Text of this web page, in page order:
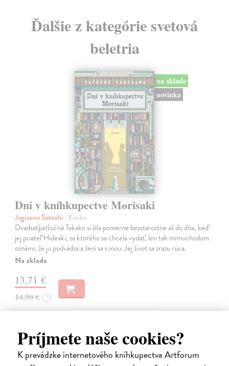
Príjmete naše cookies?
K prevádzke internetového kníhkupectva Artforum
Ďalšie z kategórie svetová
beletria
na sklade
novinka
Dni v kníhkupectve Morisaki
Jagisawa Satoshi | Kniha
Dvadsaťpäťročná Takako si žila pomerne bezstarostne až do dňa, keď
jej priateľ Hideaki, za ktorého sa chcela vydať, len tak mimochodom
oznámi, že ju podvádza a žení sa s inou. Jej život sa zrazu rúca.
Na sklade
13,71 €
14,90 € ?